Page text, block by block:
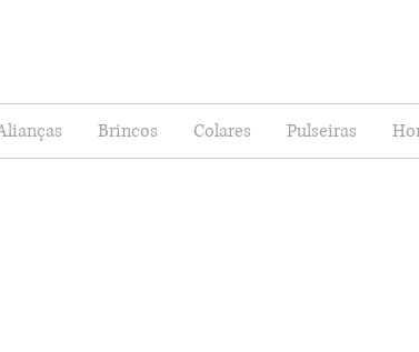
Brincos Colares Pulseiras